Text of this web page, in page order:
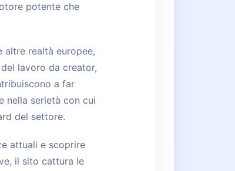
potente che
altre realtà europee,
lavoro da creator,
a far
nella serietà con cui
del settore.
attuali e scoprire
il sito cattura le